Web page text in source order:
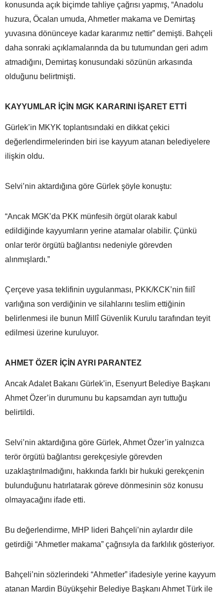
konusunda açık biçimde tahliye çağrısı yapmış, “Anadolu
huzura, Öcalan umuda, Ahmetler makama ve Demirtaş
yuvasına dönünceye kadar kararımız nettir” demişti. Bahçeli
daha sonraki açıklamalarında da bu tutumundan geri adım
atmadığını, Demirtaş konusundaki sözünün arkasında
olduğunu belirtmişti.
KAYYUMLAR İÇİN MGK KARARINI İŞARET ETTİ
Gürlek’in MKYK toplantısındaki en dikkat çekici
değerlendirmelerinden biri ise kayyum atanan belediyelere
ilişkin oldu.
Selvi’nin aktardığına göre Gürlek şöyle konuştu:
“Ancak MGK’da PKK münfesih örgüt olarak kabul
edildiğinde kayyumların yerine atamalar olabilir. Çünkü
onlar terör örgütü bağlantısı nedeniyle görevden
alınmışlardı.”
Çerçeve yasa teklifinin uygulanması, PKK/KCK’nin fiilî
varlığına son verdiğinin ve silahlarını teslim ettiğinin
belirlenmesi ile bunun Millî Güvenlik Kurulu tarafından teyit
edilmesi üzerine kuruluyor.
AHMET ÖZER İÇİN AYRI PARANTEZ
Ancak Adalet Bakanı Gürlek’in, Esenyurt Belediye Başkanı
Ahmet Özer’in durumunu bu kapsamdan ayrı tuttuğu
belirtildi.
Selvi’nin aktardığına göre Gürlek, Ahmet Özer’in yalnızca
terör örgütü bağlantısı gerekçesiyle görevden
uzaklaştırılmadığını, hakkında farklı bir hukuki gerekçenin
bulunduğunu hatırlatarak göreve dönmesinin söz konusu
olmayacağını ifade etti.
Bu değerlendirme, MHP lideri Bahçeli’nin aylardır dile
getirdiği “Ahmetler makama” çağrısıyla da farklılık gösteriyor.
Bahçeli’nin sözlerindeki “Ahmetler” ifadesiyle yerine kayyum
atanan Mardin Büyükşehir Belediye Başkanı Ahmet Türk ile